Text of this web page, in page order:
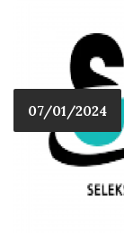
07/01/2024